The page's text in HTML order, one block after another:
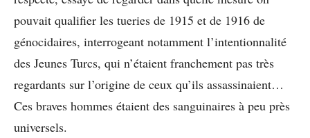
pouvait qualifier les tueries de 1915 et de 1916 de
génocidaires, interrogeant notamment l’intentionnalité
des Jeunes Turcs, qui n’étaient franchement pas très
regardants sur l’origine de ceux qu’ils assassinaient…
Ces braves hommes étaient des sanguinaires à peu près
universels.